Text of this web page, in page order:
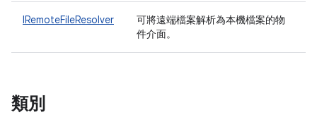
IRemoteFileResolver
可將遠端檔案解析為本機檔案的物
件介面。
類別